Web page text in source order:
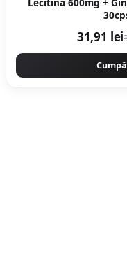
Lecitina 600mg +
31,91 lei